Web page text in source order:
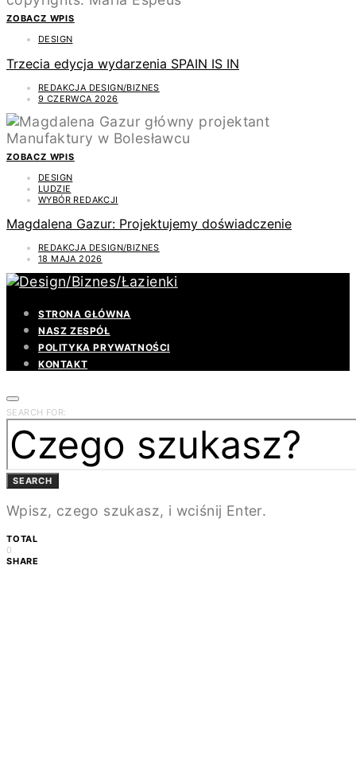
ZOBACZ WPIS
DESIGN
Trzecia edycja wydarzenia SPAIN IS IN
REDAKCJA DESIGN/BIZNES
9 CZERWCA 2026
ZOBACZ WPIS
DESIGN
LUDZIE
WYBÓR REDAKCJI
Magdalena Gazur: Projektujemy doświadczenie
REDAKCJA DESIGN/BIZNES
18 MAJA 2026
STRONA GŁÓWNA
NASZ ZESPÓŁ
POLITYKA PRYWATNOŚCI
KONTAKT
SEARCH FOR:
SEARCH
Wpisz, czego szukasz, i wciśnij Enter.
TOTAL
0
SHARE